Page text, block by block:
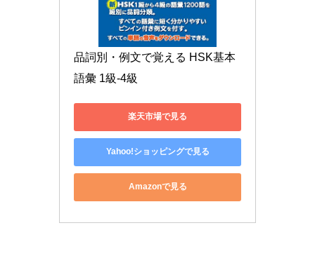
品詞別・例文で覚える HSK基本
語彙 1級-4級
楽天市場で見る
Yahoo!ショッピングで見る
Amazonで見る